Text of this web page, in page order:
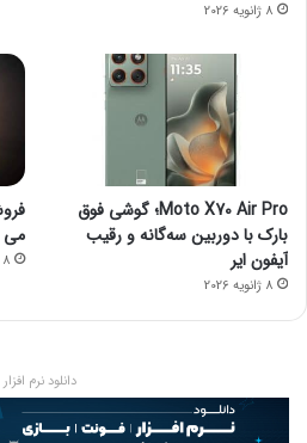
8 ژانویه 2026
Moto X70 Air Pro؛ گوشی فوق
بارک با دوربین سه‌گانه و رقیب
آیفون ایر
8 ژانویه 2026
می
8 ژانویه 2026
دانلود نرم افزار